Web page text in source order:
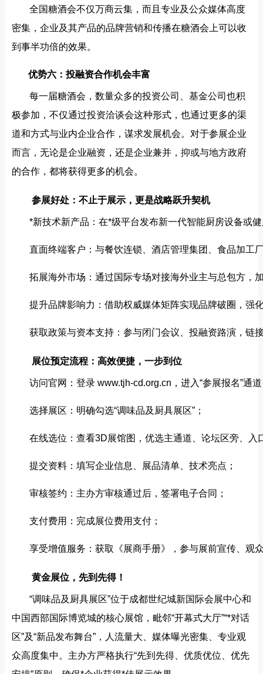
全国糖酒会不仅万商云集，而且专业及公众媒体高度
密集，企业及其产品的品牌营销和传播在糖酒会上可以收
到事半功倍的效果。
优势六：投融资合作机会丰富
每一届糖酒会，数量众多的投资公司、基金公司也积
极参加，不仅通过投资洽谈会这种形式，也通过更多的渠
道和方式与业内企业合作，谋求发展机会。对于参展企业
而言，无论是企业融资，还是企业兼并，抑或与地方政府
的合作，都将获得更多的机会。
参展好处：不止于展示，更是战略跃升契机
*新技术新产品：在*级平台发布新一代智能厨房设备或
直面终端客户：与餐饮连锁、酒店管理集团、食品加工
拓展海外市场：通过国际专场对接海外业主与总包方，
提升品牌影响力：借助权威媒体矩阵实现品牌破圈，强
获取政策与资本支持：参与闭门会议、投融资路演，链
展位预定流程：高效便捷，一步到位
访问官网：登录 www.tjh-cd.org.cn ，进入“参展报名”通
选择展区：明确勾选“调味品及厨具展区”；
在线选位：查看3D展馆图，优选主通道、论坛区旁、入
提交资料：填写企业信息、展品清单、技术亮点；
审核签约：主办方审核通过后，签署电子合同；
支付费用：完成展位费用支付；
享受增值服务：获取《展商手册》，参与展前宣传、观
黄金展位，先到先得！
“调味品及厨具展区”位于成都世纪城新国际会展中心和
中国西部国际博览城的核心展馆，毗邻“开幕式大厅”“*对话
区”及“新品发布舞台”，人流量大、媒体曝光密集、专业观
众高度集中。主办方严格执行“先到先得、优质优位、优先